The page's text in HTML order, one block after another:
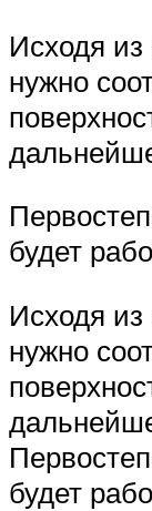
Исходя из
нужно
будет
Исходя из
нужно
будет